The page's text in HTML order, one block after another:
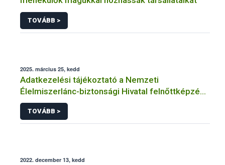
TOVÁBB >
2025. március 25, kedd
Adatkezelési tájékoztató a Nemzeti
Élelmiszerlánc-biztonsági Hivatal felnőttképzési
tevékenységéhez kapcsolódó adatkezeléséhez
TOVÁBB >
2022. december 13, kedd